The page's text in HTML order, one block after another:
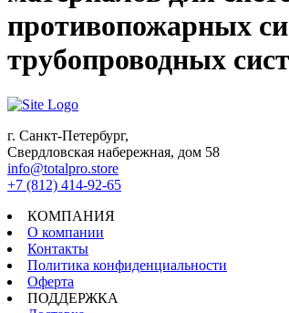
противопожарных
трубопроводных
г. Санкт-Петербург,
Свердловская набережная, дом 58
info@totalpro.store
+7 (812) 414-92-65
КОМПАНИЯ
О компании
Контакты
Политика конфиденциальности
Оферта
ПОДДЕРЖКА